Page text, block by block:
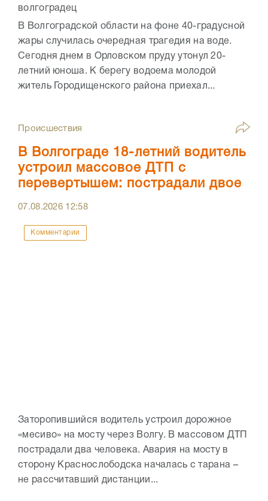
В Волгоградской области на фоне 40-градусной
жары случилась очередная трагедия на воде.
Сегодня днем в Орловском пруду утонул 20-
летний юноша. К берегу водоема молодой
житель Городищенского района приехал...
Происшествия
В Волгограде 18-летний водитель
устроил массовое ДТП с
перевертышем: пострадали двое
07.08.2026 12:58
Комментарии
Заторопившийся водитель устроил дорожное
«месиво» на мосту через Волгу. В массовом ДТП
пострадали два человека. Авария на мосту в
сторону Краснослободска началась с тарана –
не рассчитавший дистанции...